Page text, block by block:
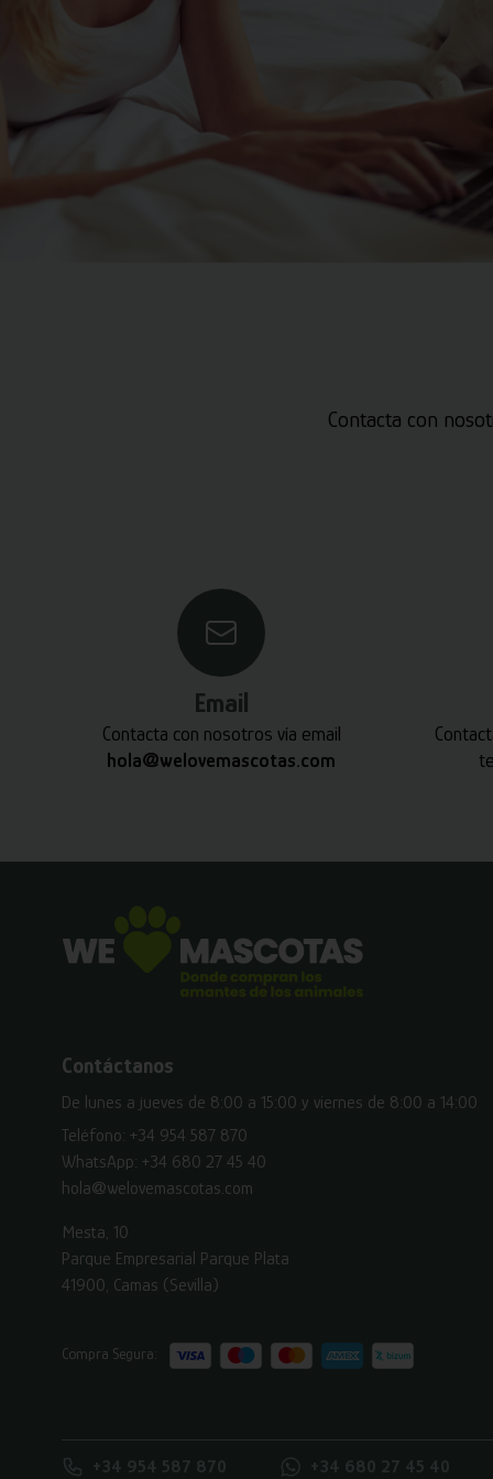
Contacta con
Email
Contacta con nosotros vía email
hola@welovemascotas.com
Contáctanos
De lunes a jueves de 8:00 a 15:00 y viernes de 8:00 a 14:00
Teléfono: +34 954 587 870
WhatsApp: +34 680 27 45 40
hola@welovemascotas.com
Mesta, 10
Parque Empresarial Parque Plata
41900, Camas (Sevilla)
Compra Segura:
+34 954 587 870 +34 680 27 45 40